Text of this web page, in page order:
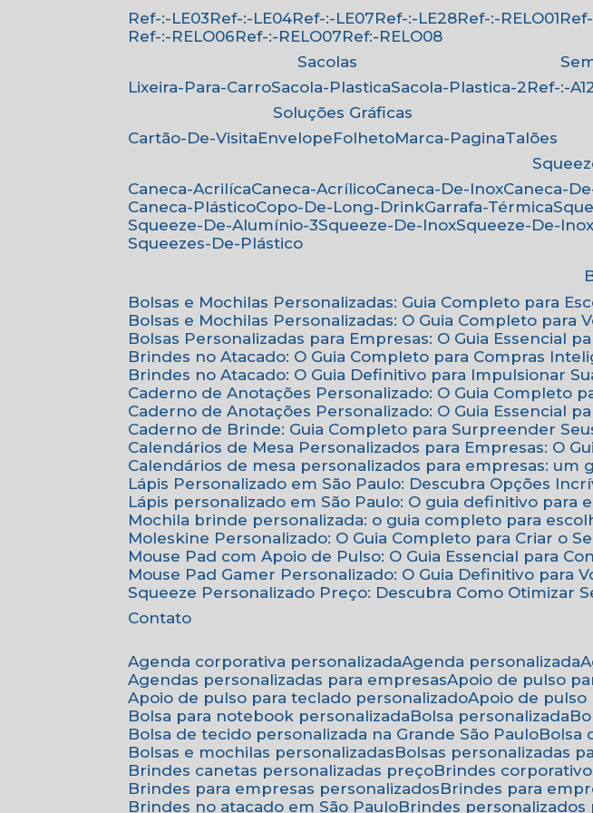
Ref-:-LE03
Ref-:-LE04 Ref-:-LE07 Ref-:-LE28 Ref-:-RELO01
Ref-:-RELO06
Ref-:-RELO07
Ref:-RELO08
Sacolas
Lixeira-Para-Carro Sacola-Plastica Sacola-Plastica-2
Ref-:-
Soluções Gráficas
Cartão-De-Visita
Envelope Folheto Marca-Pagina
Talões
Caneca-Acrilíca
Caneca-Acrílico Caneca-De-Inox Caneca-
Caneca-Plástico
Copo-De-Long-Drink Garrafa-Térmica
Squeeze-De-Alumínio-3
Squeeze-De-Inox Squeeze-De-
Squeezes-De-Plástico
Bolsas e Mochilas Personalizadas: Guia Completo para
Bolsas e Mochilas Personalizadas: O Guia Completo para
Bolsas Personalizadas para Empresas: O Guia Essencial
Brindes no Atacado: O Guia Completo para Compras
Brindes no Atacado: O Guia Definitivo para Impulsionar
Caderno de Anotações Personalizado: O Guia Completo
Caderno de Anotações Personalizado: O Guia Essencial
Caderno de Brinde: Guia Completo para Surpreender
Calendários de Mesa Personalizados para Empresas: O
Calendários de mesa personalizados para empresas: um
Lápis Personalizado em São Paulo: Descubra Opções
Lápis personalizado em São Paulo: O guia definitivo para
Mochila brinde personalizada: o guia completo para
Moleskine Personalizado: O Guia Completo para Criar o
Mouse Pad com Apoio de Pulso: O Guia Essencial para
Mouse Pad Gamer Personalizado: O Guia Definitivo para
Squeeze Personalizado Preço: Descubra Como Otimizar
Contato
Agenda corporativa personalizada Agenda personalizada
Agendas personalizadas para empresas Apoio de pulso
Apoio de pulso para teclado personalizado Apoio de
Bolsa para notebook personalizada
Bolsa personalizada
Bolsa de tecido personalizada na Grande São Paulo
Bolsas e mochilas personalizadas
Bolsas personalizadas
Brindes canetas personalizadas preço
Brindes
Brindes para empresas personalizados
Brindes para
Brindes no atacado em São Paulo
Brindes